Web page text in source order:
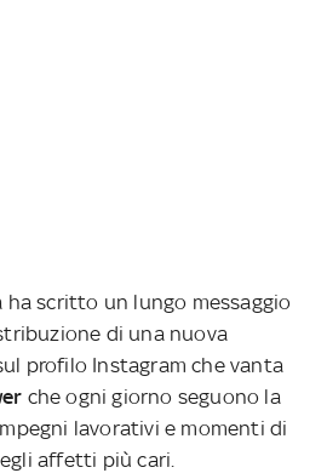
ha scritto un lungo messaggio
di una nuova
profilo Instagram che vanta
che ogni giorno seguono la
lavorativi e momenti di
affetti più cari.